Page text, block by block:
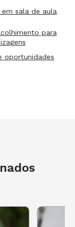
ano)
de 15 sobre
e
sala de aula
para
oportunidades